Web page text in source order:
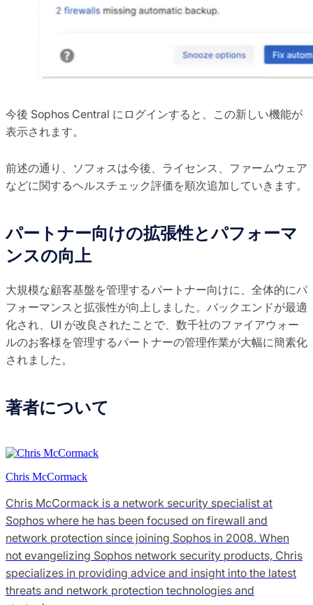
今後 Sophos Central にログインすると、この新しい機能が
表示されます。
前述の通り、ソフォスは今後、ライセンス、ファームウェア
などに関するヘルスチェック評価を順次追加していきます。
パートナー向けの拡張性とパフォーマ
ンスの向上
大規模な顧客基盤を管理するパートナー向けに、全体的にパ
フォーマンスと拡張性が向上しました。バックエンドが最適
化され、UI が改良されたことで、数千社のファイアウォー
ルのお客様を管理するパートナーの管理作業が大幅に簡素化
されました。
著者について
Chris McCormack
Chris McCormack is a network security specialist at
Sophos where he has been focused on firewall and
network protection since joining Sophos in 2008. When
not evangelizing Sophos network security products, Chris
specializes in providing advice and insight into the latest
threats and network protection technologies and